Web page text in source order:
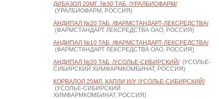
ДИБАЗОЛ 20МГ. №30 ТАБ. /УРАЛБИОФАРМ/
(УРАЛБИОФАРМ, РОССИЯ)
АНДИПАЛ №20 ТАБ. /ФАРМСТАНДАРТ-ЛЕКСРЕДСТВА/
(ФАРМСТАНДАРТ ЛЕКСРЕДСТВА ОАО, РОССИЯ)
АНДИПАЛ №10 ТАБ. /ФАРМСТАНДАРТ-ЛЕКСРЕДСТВА/
(ФАРМСТАНДАРТ ЛЕКСРЕДСТВА ОАО, РОССИЯ)
АНДИПАЛ №20 ТАБ. /УСОЛЬЕ-СИБИРСКИЙ/(УСОЛЬЕ-
СИБИРСКИЙ ХИМФАРМКОМБИНАТ, РОССИЯ)
КОРВАЛОЛ 25МЛ. КАПЛИ И/У /УСОЛЬЕ-СИБИРСКИЙ/
(УСОЛЬЕ-СИБИРСКИЙ
ХИМФАРМКОМБИНАТ, РОССИЯ)